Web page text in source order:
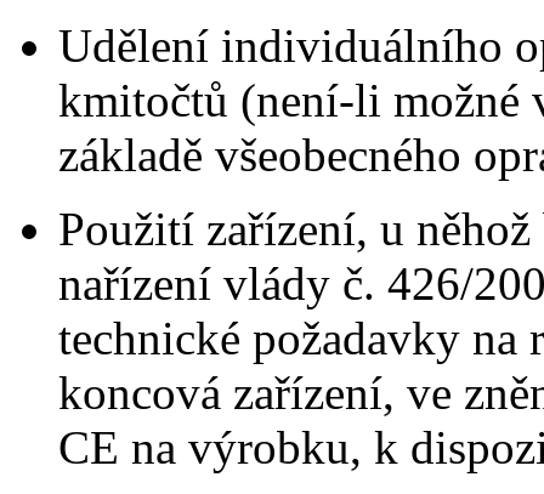
Udělení individuálního
kmitočtů (není-li možné
základě všeobecného
Použití zařízení, u
nařízení vlády č. 426/
technické požadavky na
koncová zařízení, ve
CE na výrobku, k